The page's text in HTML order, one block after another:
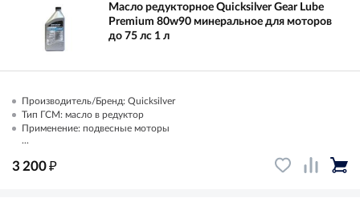
Масло редукторное Quicksilver Gear Lube
Premium 80w90 минеральное для моторов
до 75 лс 1 л
Производитель/Бренд: Quicksilver
Тип ГСМ: масло в редуктор
Применение: подвесные моторы
...
3 200₽